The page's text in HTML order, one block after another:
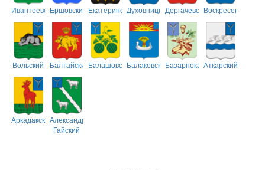
ИвантеевскийЕршовский ЕкатериновскийДуховницкийДергачёвскийВоскресенский
Вольский БалтайскийБалашовскийБалаковскийБазарнокарабулакский
Аткарский
АркадакскийАлександрово-
Гайский